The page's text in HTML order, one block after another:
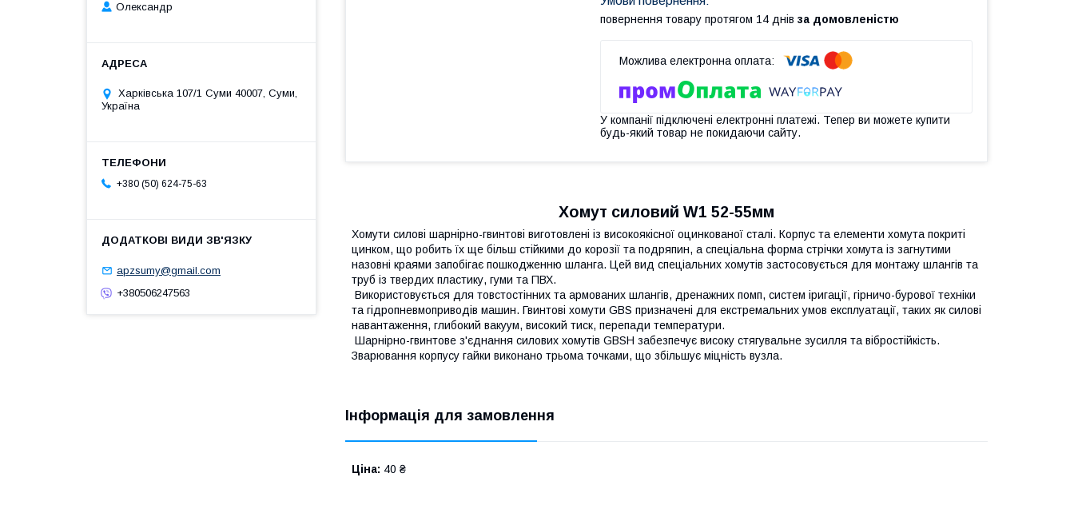
повернення товару протягом 14 днів за домовленістю
У компанії підключені електронні платежі. Тепер ви можете купити
будь-який товар не покидаючи сайту.
Хомут силовий W1 52-55мм
Хомути силові шарнірно-гвинтові виготовлені із високоякісної оцинкованої сталі. Корпус та елементи хомута покриті
цинком, що робить їх ще більш стійкими до корозії та подряпин, а спеціальна форма стрічки хомута із загнутими
назовні краями запобігає пошкодженню шланга. Цей вид спеціальних хомутів застосовується для монтажу шлангів та
труб із твердих пластику, гуми та ПВХ.
Використовується для товстостінних та армованих шлангів, дренажних помп, систем іригації, гірничо-бурової техніки
та гідропневмоприводів машин. Гвинтові хомути GBS призначені для екстремальних умов експлуатації, таких як силові
навантаження, глибокий вакуум, високий тиск, перепади температури.
Шарнірно-гвинтове з'єднання силових хомутів GBSH забезпечує високу стягувальне зусилля та вібростійкість.
Зварювання корпусу гайки виконано трьома точками, що збільшує міцність вузла.
Інформація для замовлення
Ціна: 40 ₴
Олександр
Харківська 107/1 Суми 40007, Суми,
Україна
+380 (50) 624-75-63
apzsumy@gmail.com
+380506247563